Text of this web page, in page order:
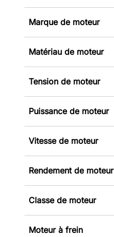
Marque de moteur
Matériau de moteur
Tension de moteur
Puissance de moteur
Vitesse de moteur
Rendement de moteur
Classe de moteur
Moteur à frein